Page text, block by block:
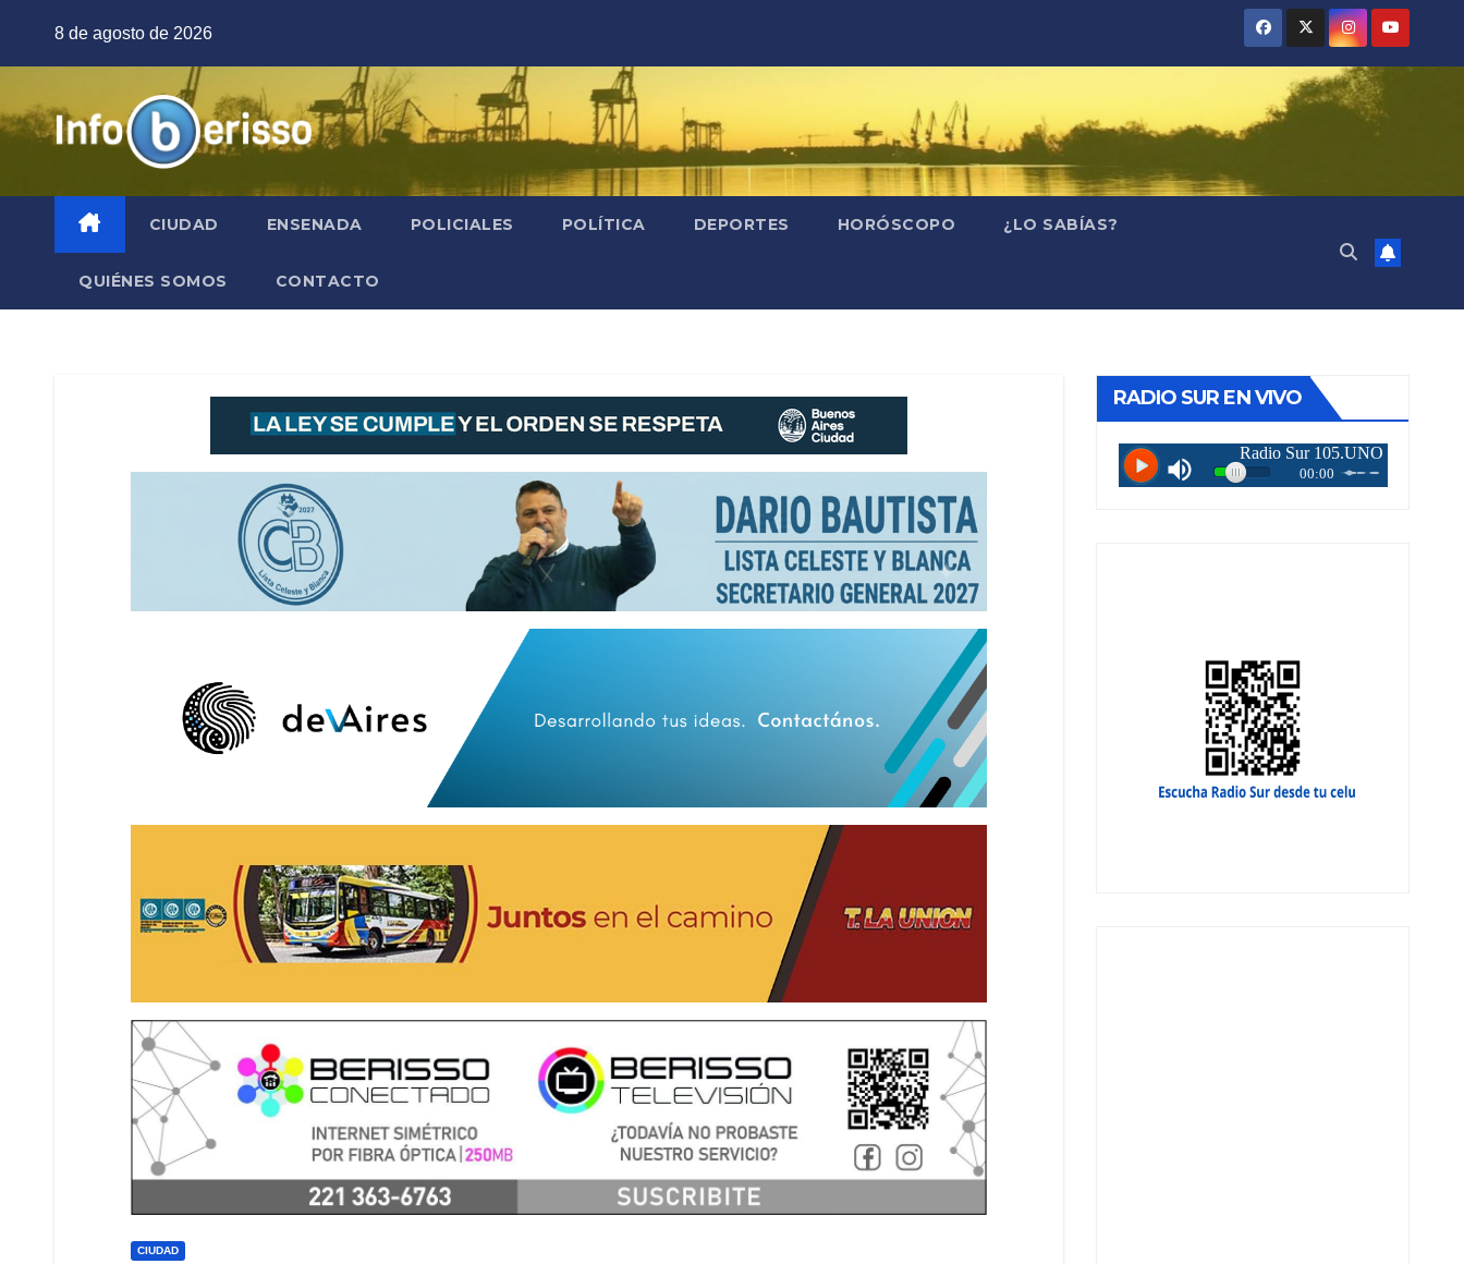
8 de agosto de 2026
CIUDAD ENSENADA POLICIALES POLÍTICA DEPORTES HORÓSCOPO ¿LO SABÍAS?
QUIÉNES SOMOS CONTACTO
CIUDAD
RADIO SUR EN VIVO